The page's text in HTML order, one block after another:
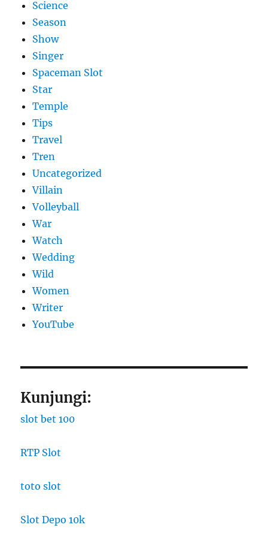
Science
Season
Show
Singer
Spaceman Slot
Star
Temple
Tips
Travel
Tren
Uncategorized
Villain
Volleyball
War
Watch
Wedding
Wild
Women
Writer
YouTube
Kunjungi:
slot bet 100
RTP Slot
toto slot
Slot Depo 10k